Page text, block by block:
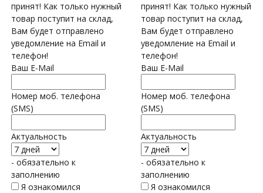
принят! Как только нужный
товар поступит на склад,
Вам будет отправлено
уведомление на Email и
телефон!
Ваш E-Mail
Номер моб. телефона
(SMS)
Актуальность
- обязательно к
заполнению
Я ознакомился
принят! Как только нужный
товар поступит на склад,
Вам будет отправлено
уведомление на Email и
телефон!
Ваш E-Mail
Номер моб. телефона
(SMS)
Актуальность
- обязательно к
заполнению
Я ознакомился